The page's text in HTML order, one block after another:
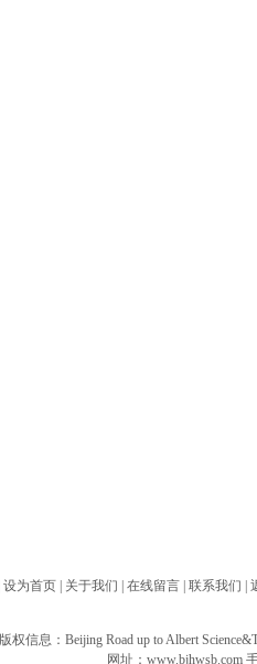
设为首页 关于我们 在线留言 联系我们
版权信息：Beijing Road up to Albert
网址： www.bjhwsb.com